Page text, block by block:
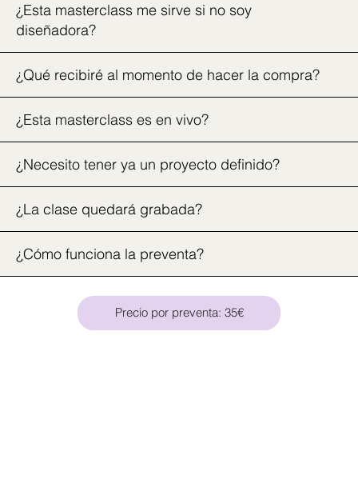
¿Esta masterclass me sirve si no soy
diseñadora?
¿Qué recibiré al momento de hacer la compra?
¿Esta masterclass es en vivo?
¿Necesito tener ya un proyecto definido?
¿La clase quedará grabada?
¿Cómo funciona la preventa?
Precio por preventa: 35€